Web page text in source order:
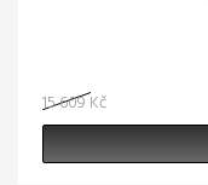
15 609 Kč